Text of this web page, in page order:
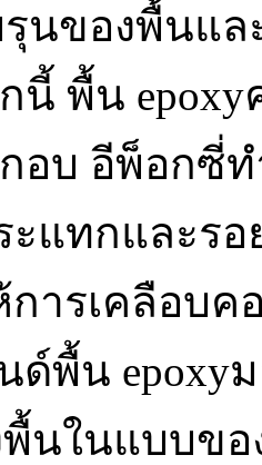
นของพื้นแล
นี้ พื้น
อบ อีพ็อกซี่
ะแทกและร
การเคลือบ
พื้น epoxy
พื้นในแบบข